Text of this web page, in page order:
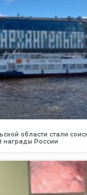
области стали
награды России